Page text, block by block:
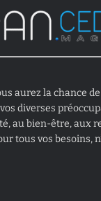
aurez la chance
diverses
au bien-être, aux
tous vos besoins,